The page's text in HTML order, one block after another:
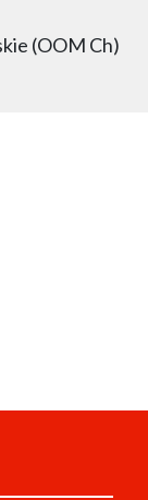
(OOM Ch)